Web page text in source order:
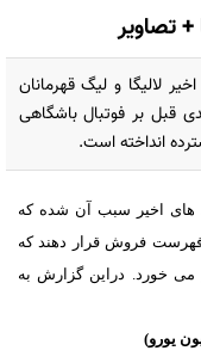
+ تصاویر
لالیگا و لیگ قهرمانان
قبل بر فوتبال باشگاهی
انداخته است.
های اخیر سبب آن شده که
فهرست فروش قرار دهند که
می خورد. دراین گزارش به